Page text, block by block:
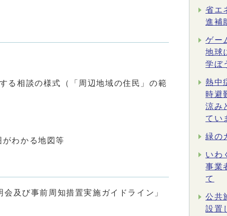
る相談の様式（「周辺地域の住民」の範
がわかる地図等
及び事前周知措置実施ガイドライン」
省エ
進補
ゲー
地球
学ぼ
熱中
時避
涼み
てい
緑の
いわ
事業
て
公共
設置